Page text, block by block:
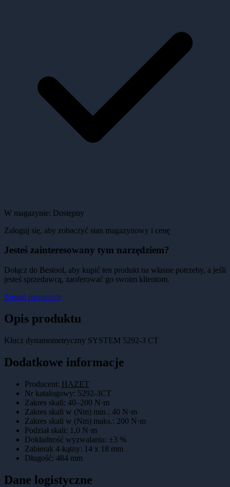
W magazynie: Dostępny
Zaloguj się, aby zobaczyć stan magazynowy i cenę
Jesteś zainteresowany tym narzędziem?
Dołącz do Bestool, aby kupić ten produkt na własne potrzeby, a jeśli
jesteś sprzedawcą, zaoferować go swoim klientom.
Zostań partnerem
Opis produktu
Klucz dynamometryczny SYSTEM 5292-3 CT
Dodatkowe informacje
Producent: HAZET
Nr katalogowy: 5292-3CT
Zakres skali: 40–200 N·m
Zakres skali w (Nm) min.: 40 N·m
Zakres skali w (Nm) maks.: 200 N·m
Podział skali: 1,0 N·m
Dokładność wyzwalania: ±3 %
Zabierak 4-kątny: 14 x 18 mm
Długość: 484 mm
Dane logistyczne